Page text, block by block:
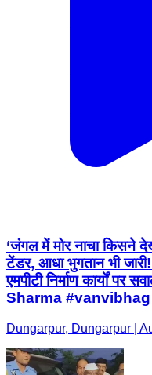
‘जंगल में मोर नाचा किसने
टेंडर, आधा भुगतान भी
एमपीटी निर्माण कार्यों
Sharma
Dungarpur, Dungarpur |